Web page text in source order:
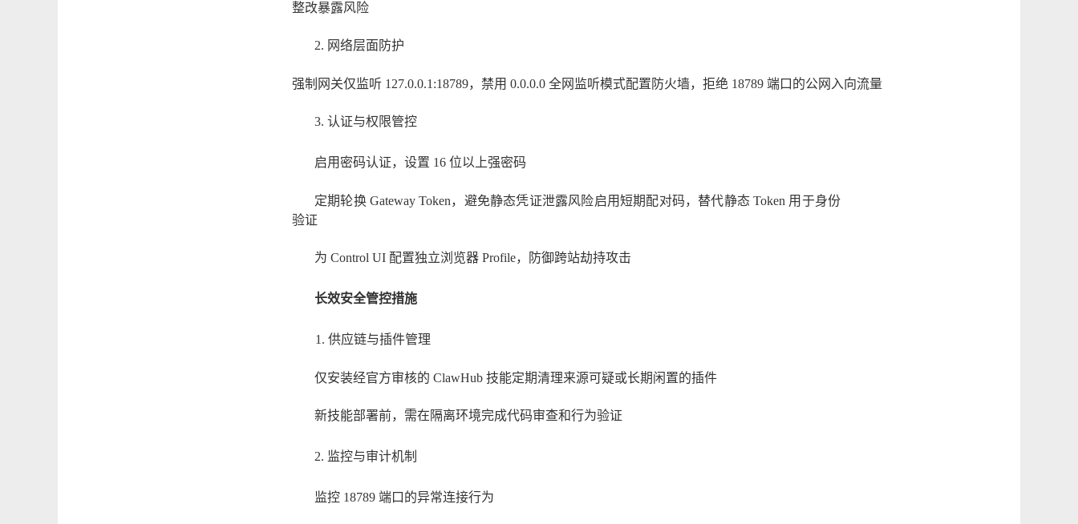
整改暴露风险
2. 网络层面防护
强制网关仅监听 127.0.0.1:18789，禁用 0.0.0.0 全网监听模式配置防火墙，拒绝 18789 端口的公网入向流量
3. 认证与权限管控
启用密码认证，设置 16 位以上强密码
定期轮换Gateway Token，避免静态凭证泄露风险启用短期配对码，替代静态 Token 用于身份
验证
为 Control UI 配置独立浏览器 Profile，防御跨站劫持攻击
长效安全管控措施
1. 供应链与插件管理
仅安装经官方审核的 ClawHub 技能定期清理来源可疑或长期闲置的插件
新技能部署前，需在隔离环境完成代码审查和行为验证
2. 监控与审计机制
监控 18789 端口的异常连接行为